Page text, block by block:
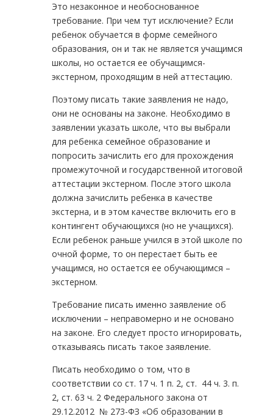
Это незаконное и необоснованное
требование. При чем тут исключение? Если
ребенок обучается в форме семейного
образования, он и так не является учащимся
школы, но остается ее обучащимся-
экстерном, проходящим в ней аттестацию.
Поэтому писать такие заявления не надо,
они не основаны на законе. Необходимо в
заявлении указать школе, что вы выбрали
для ребенка семейное образование и
попросить зачислить его для прохождения
промежуточной и государственной итоговой
аттестации экстерном. После этого школа
должна зачислить ребенка в качестве
экстерна, и в этом качестве включить его в
контингент обучающихся (но не учащихся).
Если ребенок раньше учился в этой школе по
очной форме, то он перестает быть ее
учащимся, но остается ее обучающимся –
экстерном.
Требование писать именно заявление об
исключении – неправомерно и не основано
на законе. Его следует просто игнорировать,
отказываясь писать такое заявление.
Писать необходимо о том, что в
соответствии со ст. 17 ч. 1 п. 2, ст. 44 ч. 3. п.
2, ст. 63 ч. 2 Федерального закона от
29.12.2012 № 273-ФЗ «Об образовании в